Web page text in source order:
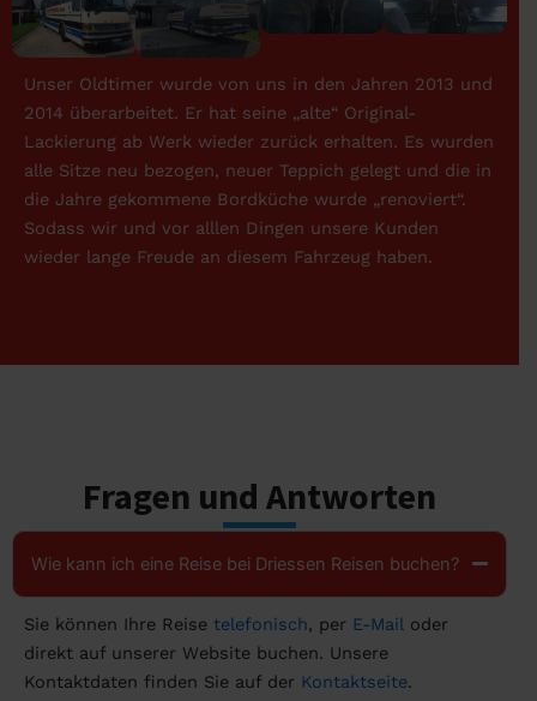
Unser Oldtimer wurde von uns in den Jahren 2013 und
2014 überarbeitet. Er hat seine „alte“ Original-
Lackierung ab Werk wieder zurück erhalten. Es wurden
alle Sitze neu bezogen, neuer Teppich gelegt und die in
die Jahre gekommene Bordküche wurde „renoviert“.
Sodass wir und vor alllen Dingen unsere Kunden
wieder lange Freude an diesem Fahrzeug haben.
Fragen und Antworten
Wie kann ich eine Reise bei Driessen Reisen buchen?
Sie können Ihre Reise telefonisch, per E-Mail oder
direkt auf unserer Website buchen. Unsere
Kontaktdaten finden Sie auf der Kontaktseite.